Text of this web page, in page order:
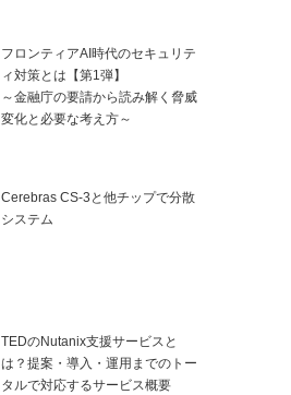
フロンティアAI時代のセキュリテ
ィ対策とは【第1弾】
～金融庁の要請から読み解く脅威
変化と必要な考え方～
Cerebras CS-3と他チップで分散
システム
TEDのNutanix支援サービスと
は？提案・導入・運用までのトー
タルで対応するサービス概要